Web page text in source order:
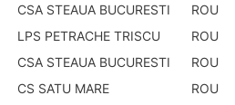
CSA STEAUA BUCURESTI
ROU
LPS PETRACHE TRISCU
ROU
CSA STEAUA BUCURESTI
ROU
CS SATU MARE
ROU